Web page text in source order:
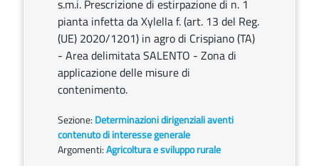
s.m.i. Prescrizione di estirpazione di n. 1
pianta infetta da Xylella f. (art. 13 del Reg.
(UE) 2020/1201) in agro di Crispiano (TA)
- Area delimitata SALENTO - Zona di
applicazione delle misure di
contenimento.
Sezione: Determinazioni dirigenziali aventi
contenuto di interesse generale
Argomenti:Agricoltura e sviluppo rurale